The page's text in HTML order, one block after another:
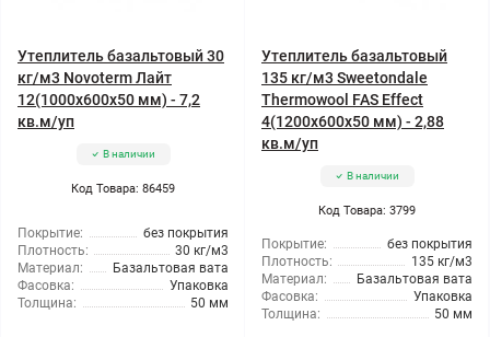
Утеплитель базальтовый 30
кг/м3 Novoterm Лайт
12(1000x600x50 мм) - 7,2
кв.м/уп
В наличии
Код Товара: 86459
Покрытие:
без покрытия
Плотность:
30 кг/м3
Материал:
Базальтовая вата
Фасовка:
Упаковка
Толщина:
50 мм
Утеплитель базальтовый
135 кг/м3 Sweetondale
Thermowool FAS Effect
4(1200x600x50 мм) - 2,88
кв.м/уп
В наличии
Код Товара: 3799
Покрытие:
без покрытия
Плотность:
135 кг/м3
Материал:
Базальтовая вата
Фасовка:
Упаковка
Толщина:
50 мм